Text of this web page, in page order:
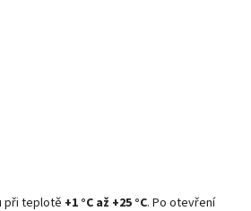
při teplotě +1 °C až +25 °C. Po otevření